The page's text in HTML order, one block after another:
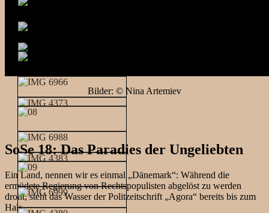
Bilder: © Nina Artemiev
SoSe 18: Das Paradies der Ungeliebten
Ein Land, nennen wir es einmal „Dänemark“: Während die
ermüdete Regierung von Rechtspopulisten abgelöst zu werden
droht, steht das Wasser der Politzeitschrift „Agora“ bereits bis zum
Hals.